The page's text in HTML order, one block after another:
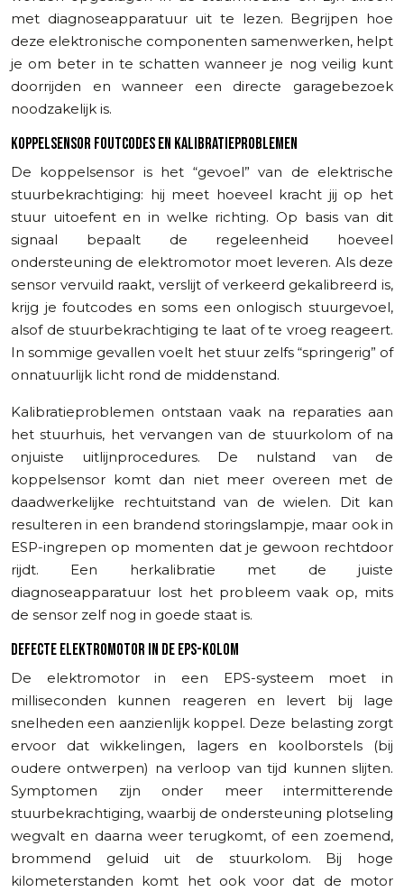
met diagnoseapparatuur uit te lezen. Begrijpen hoe
deze elektronische componenten samenwerken, helpt
je om beter in te schatten wanneer je nog veilig kunt
doorrijden en wanneer een directe garagebezoek
noodzakelijk is.
KOPPELSENSOR FOUTCODES EN KALIBRATIEPROBLEMEN
De koppelsensor is het “gevoel” van de elektrische
stuurbekrachtiging: hij meet hoeveel kracht jij op het
stuur uitoefent en in welke richting. Op basis van dit
signaal bepaalt de regeleenheid hoeveel
ondersteuning de elektromotor moet leveren. Als deze
sensor vervuild raakt, verslijt of verkeerd gekalibreerd is,
krijg je foutcodes en soms een onlogisch stuurgevoel,
alsof de stuurbekrachtiging te laat of te vroeg reageert.
In sommige gevallen voelt het stuur zelfs “springerig” of
onnatuurlijk licht rond de middenstand.
Kalibratieproblemen ontstaan vaak na reparaties aan
het stuurhuis, het vervangen van de stuurkolom of na
onjuiste uitlijnprocedures. De nulstand van de
koppelsensor komt dan niet meer overeen met de
daadwerkelijke rechtuitstand van de wielen. Dit kan
resulteren in een brandend storingslampje, maar ook in
ESP-ingrepen op momenten dat je gewoon rechtdoor
rijdt. Een herkalibratie met de juiste
diagnoseapparatuur lost het probleem vaak op, mits
de sensor zelf nog in goede staat is.
DEFECTE ELEKTROMOTOR IN DE EPS-KOLOM
De elektromotor in een EPS-systeem moet in
milliseconden kunnen reageren en levert bij lage
snelheden een aanzienlijk koppel. Deze belasting zorgt
ervoor dat wikkelingen, lagers en koolborstels (bij
oudere ontwerpen) na verloop van tijd kunnen slijten.
Symptomen zijn onder meer intermitterende
stuurbekrachtiging, waarbij de ondersteuning plotseling
wegvalt en daarna weer terugkomt, of een zoemend,
brommend geluid uit de stuurkolom. Bij hoge
kilometerstanden komt het ook voor dat de motor